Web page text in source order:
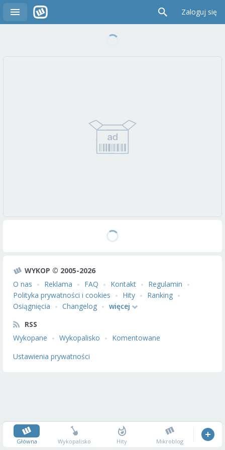
Zaloguj się
WYKOP © 2005-2026
O nas
Reklama FAQ Kontakt
Regulamin
Polityka prywatności i cookies
Hity
Ranking
Osiągnięcia
Changelog
więcej
RSS
Wykopane
Wykopalisko
Komentowane
Ustawienia prywatności
Główna Wykopalisko Hity Mikroblog